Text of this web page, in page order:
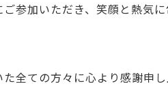
参加いただき、笑顔と熱気
全ての方々に心より感謝申し